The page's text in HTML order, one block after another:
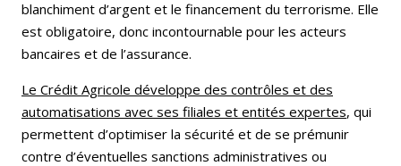
blanchiment d’argent et le financement du terrorisme. Elle
est obligatoire, donc incontournable pour les acteurs
bancaires et de l’assurance.
Le Crédit Agricole développe des contrôles et des
automatisations avec ses filiales et entités expertes, qui
permettent d’optimiser la sécurité et de se prémunir
contre d’éventuelles sanctions administratives ou